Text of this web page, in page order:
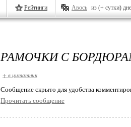
Рейтинги Авось из (+ сутки)
РАМОЧКИ С
+ в цитатник
Cообщение скрыто для удобства
Прочитать сообщение